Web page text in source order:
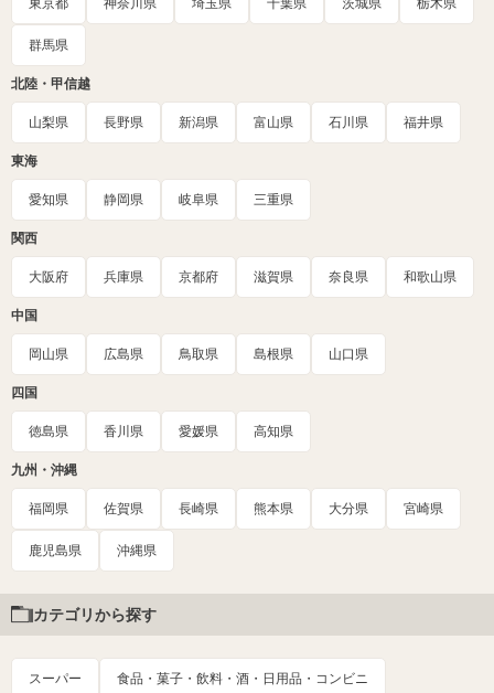
東京都 神奈川県 埼玉県 千葉県 茨城県 栃木県
群馬県
北陸・甲信越
山梨県 長野県 新潟県 富山県 石川県 福井県
東海
愛知県 静岡県 岐阜県 三重県
関西
大阪府 兵庫県 京都府 滋賀県 奈良県 和歌山県
中国
岡山県 広島県 鳥取県 島根県 山口県
四国
徳島県 香川県 愛媛県 高知県
九州・沖縄
福岡県 佐賀県 長崎県 熊本県 大分県 宮崎県
鹿児島県 沖縄県
カテゴリから探す
スーパー 食品・菓子・飲料・酒・日用品・コンビニ